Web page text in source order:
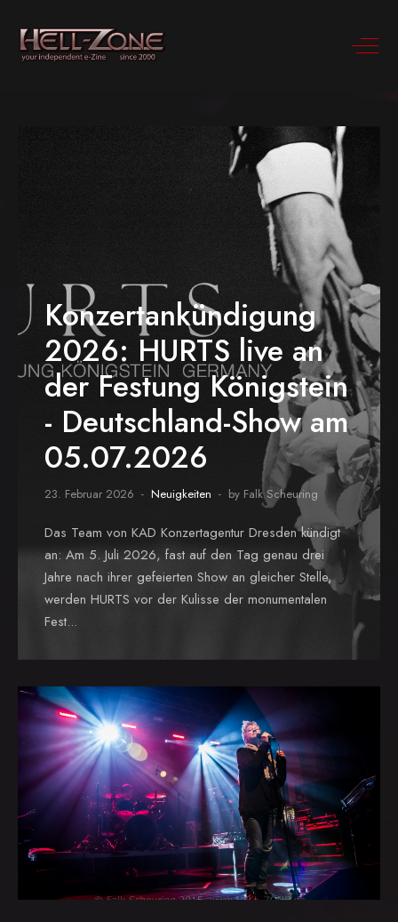
Konzertankündigung
2026: HURTS live an
der Festung Königstein
- Deutschland-Show am
05.07.2026
23. Februar 2026 Neuigkeiten by Falk Scheuring
Das Team von KAD Konzertagentur Dresden kündigt
an: Am 5. Juli 2026, fast auf den Tag genau drei
Jahre nach ihrer gefeierten Show an gleicher Stelle,
werden HURTS vor der Kulisse der monumentalen
Fest...